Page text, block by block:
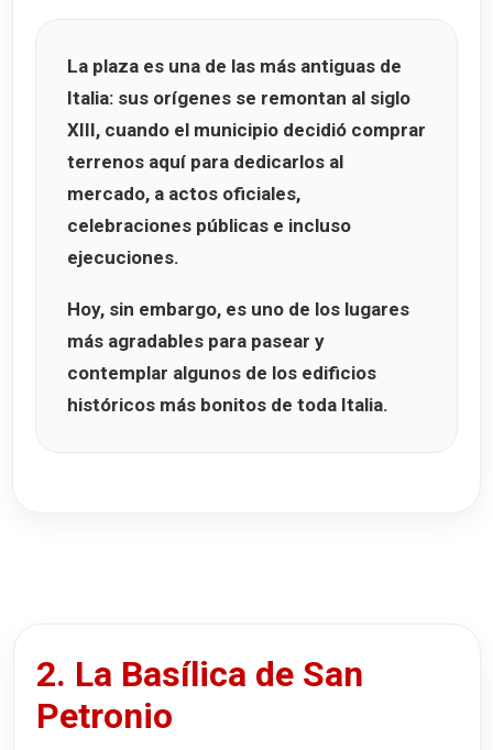
La plaza es una de las más antiguas de
Italia: sus orígenes se remontan al siglo
XIII, cuando el municipio decidió comprar
terrenos aquí para dedicarlos al
mercado, a actos oficiales,
celebraciones públicas e incluso
ejecuciones.
Hoy, sin embargo, es uno de los lugares
más agradables para pasear y
contemplar algunos de los edificios
históricos más bonitos de toda Italia.
2. La Basílica de San
Petronio